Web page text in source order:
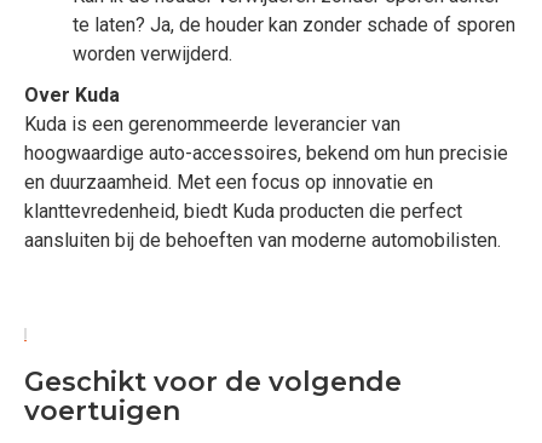
te laten? Ja, de houder kan zonder schade of sporen
worden verwijderd.
Over Kuda
Kuda is een gerenommeerde leverancier van
hoogwaardige auto-accessoires, bekend om hun precisie
en duurzaamheid. Met een focus op innovatie en
klanttevredenheid, biedt Kuda producten die perfect
aansluiten bij de behoeften van moderne automobilisten.
Geschikt voor de volgende
voertuigen